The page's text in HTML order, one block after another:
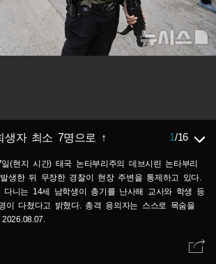
자 최소 7명으로 ↑ 1/16
일(현지 시간) 태국 논타부리주의 데브시린 논타부리
생한 뒤 무장한 경찰이 현장 주변을 통제하고 있다.
니는 14세 남학생이 총기를 난사해 교사와 학생 등
이 다쳤다고 밝혔다. 총격 용의자는 스스로 목숨을